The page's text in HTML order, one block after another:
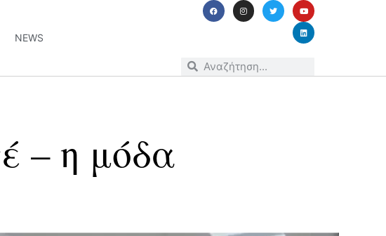
NEWS
– η μόδα